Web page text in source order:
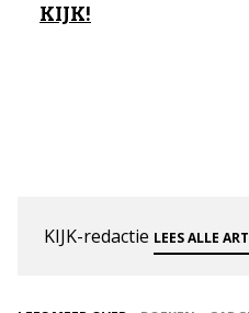
KIJK!
KIJK-redactie LEES ALLE